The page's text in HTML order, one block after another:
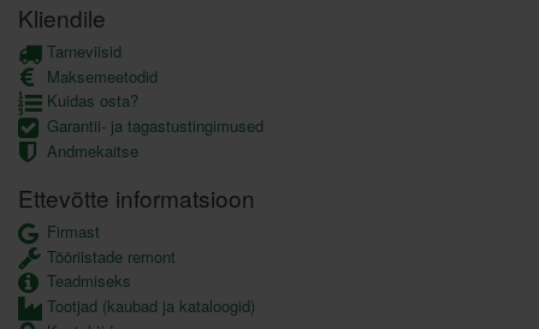
Kliendile
Tarneviisid
Maksemeetodid
Kuidas osta?
Garantii- ja tagastustingimused
Andmekaitse
Ettevõtte informatsioon
Firmast
Tööriistade remont
Teadmiseks
Tootjad (kaubad ja kataloogid)